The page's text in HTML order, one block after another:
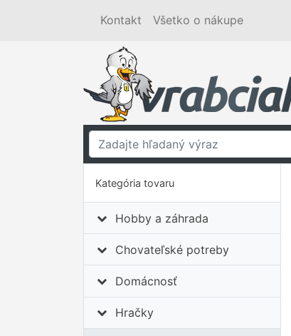
Kontakt Všetko o nákupe
Kategória tovaru
Hobby a záhrada
Chovateľské potreby
Domácnosť
Hračky